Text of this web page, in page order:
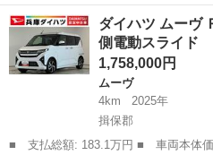
名： ダイハツ ■ 車種名： ムー
Ｉ フルセグ メモリーナビ ＤＶＤ
軽減システム...
兵庫 姫路市 ムーヴ
ダイハツ ムー
側電動スライ
1,758,000円
ムーヴ
4km
2025年
揖保郡
■ 支払総額: 183.1万円 ■ 車両本体価格： 1,758,000 円 ■ メーカ